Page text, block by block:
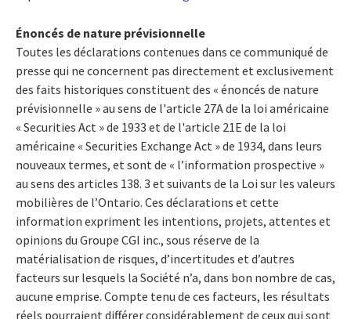
Énoncés de nature prévisionnelle
Toutes les déclarations contenues dans ce communiqué de
presse qui ne concernent pas directement et exclusivement
des faits historiques constituent des « énoncés de nature
prévisionnelle » au sens de l'article 27A de la loi américaine
« Securities Act » de 1933 et de l'article 21E de la loi
américaine « Securities Exchange Act » de 1934, dans leurs
nouveaux termes, et sont de « l’information prospective »
au sens des articles 138. 3 et suivants de la Loi sur les valeurs
mobilières de l’Ontario. Ces déclarations et cette
information expriment les intentions, projets, attentes et
opinions du Groupe CGI inc., sous réserve de la
matérialisation de risques, d’incertitudes et d’autres
facteurs sur lesquels la Société n’a, dans bon nombre de cas,
aucune emprise. Compte tenu de ces facteurs, les résultats
réels pourraient différer considérablement de ceux qui sont